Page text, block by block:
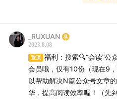
爱的鼓励♥️情绪价值拉满！
同时让文心一言、
儿的信”，3个工具有他们自
_RUXUAN
2023.8.08
置顶
福利：搜索🔍“会读”公
会员哦，仅有10份（现在9
以帮助解决N篇公众号文章
华，提高阅读效率喔！（先